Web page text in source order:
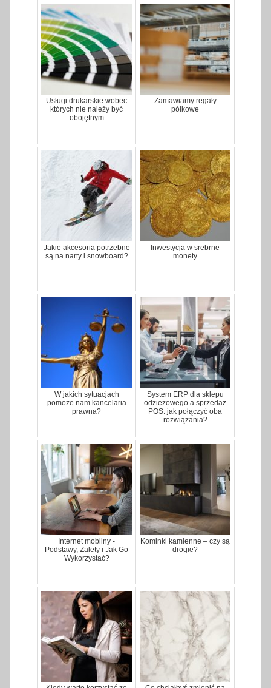
Usługi drukarskie wobec
których nie należy być
obojętnym
Zamawiamy regały
półkowe
Jakie akcesoria potrzebne
są na narty i snowboard?
Inwestycja w srebrne
monety
W jakich sytuacjach
pomoże nam kancelaria
prawna?
System ERP dla sklepu
odzieżowego a sprzedaż
POS: jak połączyć oba
rozwiązania?
Internet mobilny -
Podstawy, Zalety i Jak Go
Wykorzystać?
Kominki kamienne – czy są
drogie?